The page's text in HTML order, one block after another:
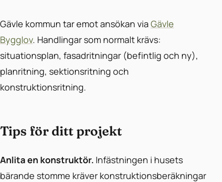
Gävle kommun tar emot ansökan via Gävle
Bygglov. Handlingar som normalt krävs:
situationsplan, fasadritningar (befintlig och ny),
planritning, sektionsritning och
konstruktionsritning.
Tips för ditt projekt
Anlita en konstruktör. Infästningen i husets
bärande stomme kräver konstruktionsberäkningar